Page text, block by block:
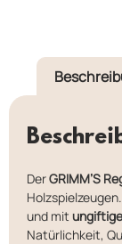
DerGRIMM’S
und mit
Natürlichkeit,